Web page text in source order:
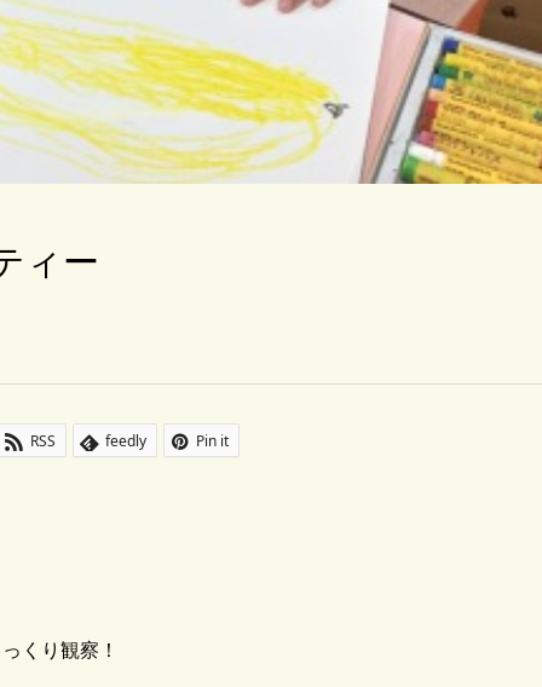
ィー
RSS feedly Pin it
くり観察！